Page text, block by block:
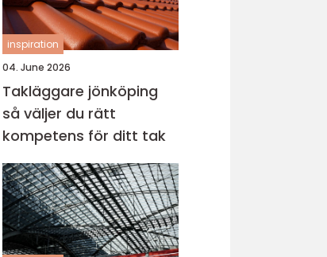
inspiration
04. June 2026
Takläggare jönköping
så väljer du rätt
kompetens för ditt tak